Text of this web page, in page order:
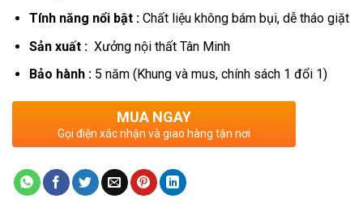
Tính năng nổi bật :Chất liệu không bám bụi, dễ tháo giặt
Sản xuất : Xưởng nội thất Tân Minh
Bảo hành :5 năm (Khung và mus, chính sách 1 đổi 1)
MUA NGAY
Gọi điện xác nhận và giao hàng tận nơi